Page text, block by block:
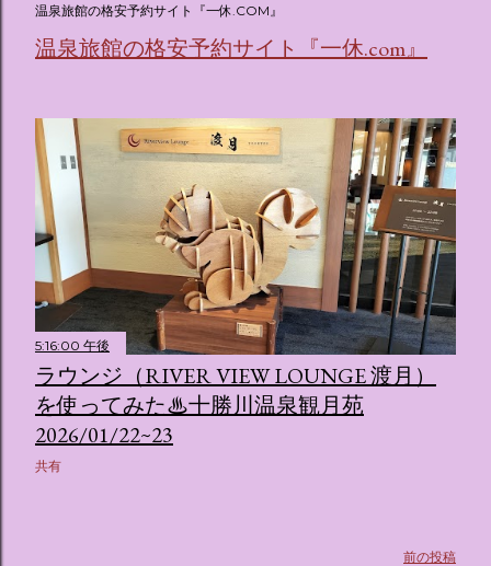
はなく、2026年7月15日から東京・新宿でスタートする サン
リオキャラクターズの体験型・没入型展示イベント の名称で
陸となります。 まるで本当にラグジュアリーホテルにチェッ
クインしてルームツアーを楽しむような、特別な空間が演出
されています。その魅力をいくつかのかたまりに分けてご紹
介します。 🔑 1. コンセプトは「サンリオキャラが考える夢
のホテル」 デジタルメディア技術で世界的に知られるクリエ
イティブプロダクション「d'strict」が手掛けており、五感を
刺激する美しいデジタルアートとストーリー性の高い全11の
テーマブースで構成されています。 チェックインからスター
ト ：ピンクを基調とした華やかなエントランスロビーでルー
ムキーを受け取り、まるでホテルに滞在するかのような没入
感を味わいながら進んでいきます。ロビーではお花をまとっ
たポムポムプリンが出迎えてくれます。 幻想的な共有スペー
ス ：きらめく光に満ちたガーデンや、美しいボールルーム
（舞踏会）、さらには本物の砂を使ったピンク色の美しいビ
ーチ（ポチャッコの隣に座れるエリア）など、写真映え間違
人気キャラクターたちがそれぞれの“好き”や理想を詰め込ん
温泉旅館の格安予約サイト『一休.COM』
温泉旅館の格安予約サイト『一休.com』
5:16:00 午後
ラウンジ（RIVER VIEW LOUNGE 渡月）
を使ってみた♨十勝川温泉観月苑
2026/01/22~23
共有
前の投稿